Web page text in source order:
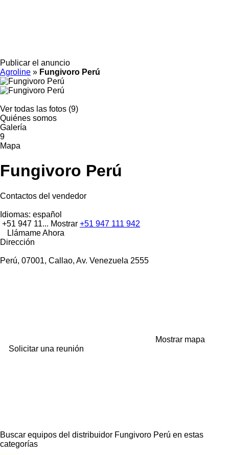
Publicar el anuncio
Agroline » Fungivoro Perú
Ver todas las fotos (9)
Quiénes somos
Galería
9
Mapa
Fungivoro Perú
Contactos del vendedor
Idiomas: español
+51 947 11... Mostrar +51 947 111 942
Llámame Ahora
Dirección
Perú, 07001, Callao, Av. Venezuela 2555
Mostrar mapa
Solicitar una reunión
Buscar equipos del distribuidor Fungivoro Perú en estas
categorías